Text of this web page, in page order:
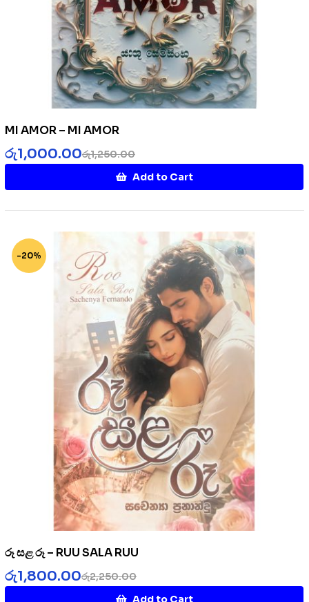
MI AMOR – MI AMOR
රු1,250.00
රු1,000.00
Add to Cart
-20%
රූ සළ රූ – RUU SALA RUU
රු2,250.00
රු1,800.00
Add to Cart